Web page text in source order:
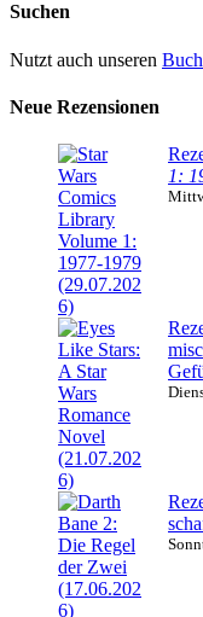
Suchen
Nutzt auch unseren
Neue Rezensionen
1: